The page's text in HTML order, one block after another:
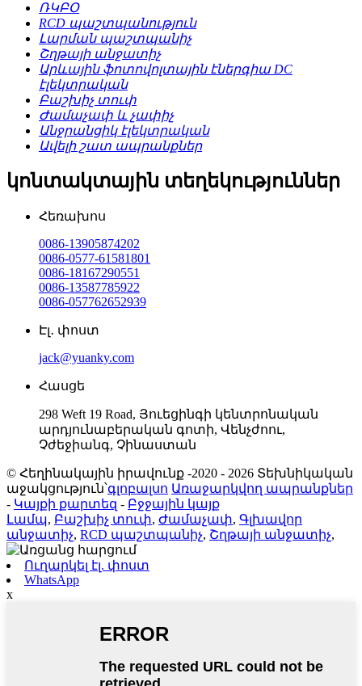
ՌԿԲՕ
RCD պաշտպանություն
Լարման պաշտպանիչ
Շղթայի անջատիչ
Արևային ֆոտովոլտային էներգիա DC
էլեկտրական
Բաշխիչ տուփ
Ժամաչափ և չափիչ
Անջրանցիկ էլեկտրական
Ավելի շատ ապրանքներ
կոնտակտային տեղեկություններ
Հեռախոս
0086-13905874202
0086-0577-61581801
0086-18167290551
0086-13587785922
0086-057762652939
Էլ․ փոստ
jack@yuanky.com
Հասցե
298 Weft 19 Road, Յուեցինգի կենտրոնական
արդյունաբերական գոտի, Վենչժոու,
Չժեջիանգ, Չինաստան
© Հեղինակային իրավունք -2020 - 2026 Տեխնիկական
աջակցություն՝գլոբալսո Առաջարկվող ապրանքներ
- Կայքի քարտեզ - Բջջային կայք
Լամպ, Բաշխիչ տուփ, Ժամաչափ, Գլխավոր
անջատիչ, RCD պաշտպանիչ, Շղթայի անջատիչ,
Ուղարկել էլ. փոստ
WhatsApp
x